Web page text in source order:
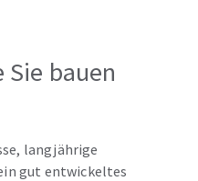
Sie bauen
langjährige
gut entwickeltes